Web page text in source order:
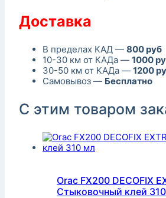
Доставка
В пределах КАД — 800 руб
10-30 км от КАДа — 1000
30-50 км от КАДа — 1200
Самовывоз — Бесплатно
С этим товаром
Orac FX200 DECOFIX
Стыковочный клей